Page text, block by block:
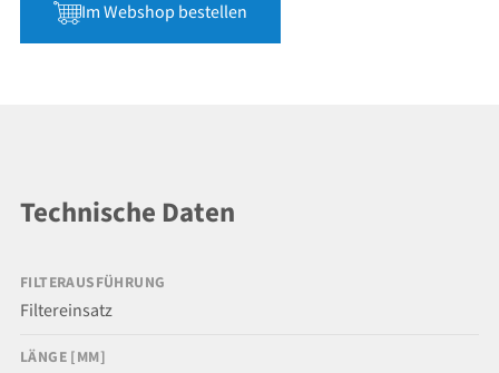
Im Webshop bestellen
Technische Daten
FILTERAUSFÜHRUNG
Filtereinsatz
LÄNGE [MM]